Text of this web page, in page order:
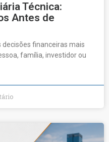
Técnica:
Antes de
financeiras mais
família, investidor ou